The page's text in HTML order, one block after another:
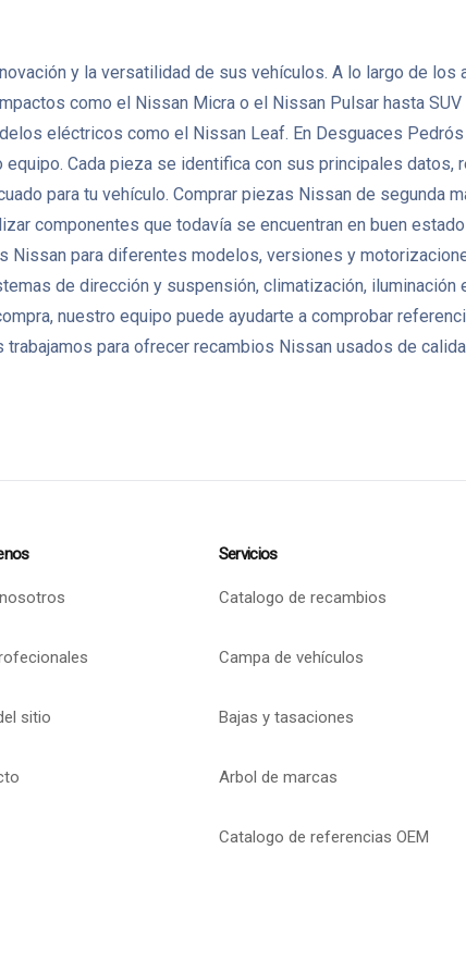
y la versatilidad de sus vehículos. A lo largo de
como el Nissan Micra o el Nissan Pulsar hasta
eléctricos como el Nissan Leaf. En Desguaces
Cada pieza se identifica con sus principales
para tu vehículo. Comprar piezas Nissan de segunda
componentes que todavía se encuentran en buen
para diferentes modelos, versiones y
de dirección y suspensión, climatización,
nuestro equipo puede ayudarte a comprobar
para ofrecer recambios Nissan usados de
sitio
Servicios
Catalogo de recambios
Campa de vehículos
Bajas y tasaciones
Arbol de marcas
Catalogo de referencias OEM